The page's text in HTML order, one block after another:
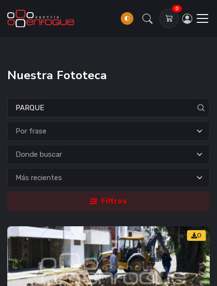
0
Nuestra Fototeca
Donde buscar
Filtros
0